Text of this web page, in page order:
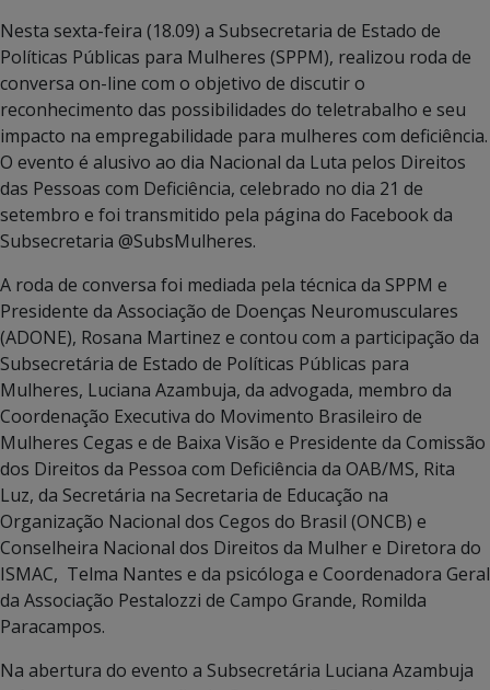
Nesta sexta-feira (18.09) a Subsecretaria de Estado de
Políticas Públicas para Mulheres (SPPM), realizou roda de
conversa on-line com o objetivo de discutir o
reconhecimento das possibilidades do teletrabalho e seu
impacto na empregabilidade para mulheres com deficiência.
O evento é alusivo ao dia Nacional da Luta pelos Direitos
das Pessoas com Deficiência, celebrado no dia 21 de
setembro e foi transmitido pela página do Facebook da
Subsecretaria @SubsMulheres.
A roda de conversa foi mediada pela técnica da SPPM e
Presidente da Associação de Doenças Neuromusculares
(ADONE), Rosana Martinez e contou com a participação da
Subsecretária de Estado de Políticas Públicas para
Mulheres, Luciana Azambuja, da advogada, membro da
Coordenação Executiva do Movimento Brasileiro de
Mulheres Cegas e de Baixa Visão e Presidente da Comissão
dos Direitos da Pessoa com Deficiência da OAB/MS, Rita
Luz, da Secretária na Secretaria de Educação na
Organização Nacional dos Cegos do Brasil (ONCB) e
Conselheira Nacional dos Direitos da Mulher e Diretora do
ISMAC, Telma Nantes e da psicóloga e Coordenadora Geral
da Associação Pestalozzi de Campo Grande, Romilda
Paracampos.
Na abertura do evento a Subsecretária Luciana Azambuja